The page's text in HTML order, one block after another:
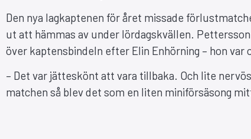
Den nya lagkaptenen för året missade
ut att hämmas av under lördagskvällen.
över kaptensbindeln efter Elin Enhörning – hon var
– Det var jätteskönt att vara tillbaka. Och lite
matchen så blev det som en liten miniförsäsong